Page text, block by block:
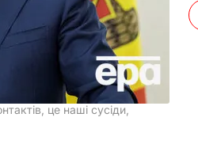
це наші сусіди,